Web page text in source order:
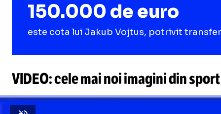
150.000 de euro
este cota lui Jakub Vojtus, potrivit
VIDEO: cele mai noi imagini din sport